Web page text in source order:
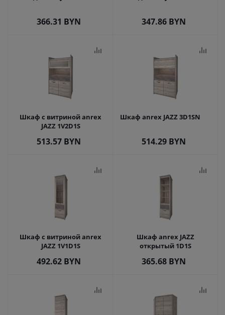
366.31 BYN 347.86 BYN
Шкаф с витриной anrex
JAZZ 1V2D1S
513.57 BYN
Шкаф anrex JAZZ 3D1SN
514.29 BYN
Шкаф с витриной anrex
JAZZ 1V1D1S
492.62 BYN
Шкаф anrex JAZZ
открытый 1D1S
365.68 BYN